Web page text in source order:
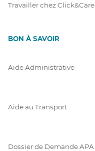
Travailler chez Click&Care
BON À SAVOIR
Aide Administrative
Aide au Transport
Dossier de Demande APA